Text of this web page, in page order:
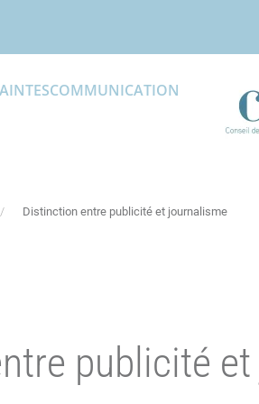
COMMUNICATION
Distinction entre publicité et journalisme
publicité